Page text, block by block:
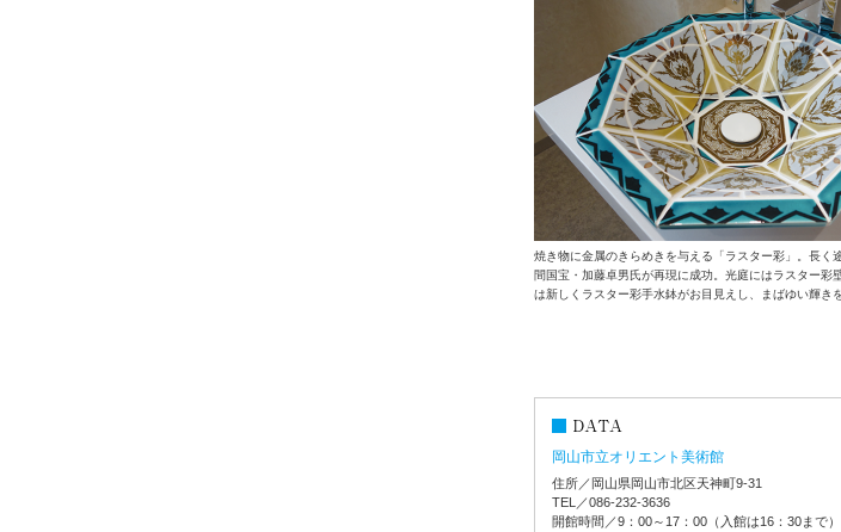
焼き物に金属のきらめきを与える「ラスター彩」。長く
間国宝・加藤卓男氏が再現に成功。光庭にはラスター彩
は新しくラスター彩手水鉢がお目見えし、まばゆい輝き
岡山市立オリエント美術館
住所／岡山県岡山市北区天神町9-31
TEL／086-232-3636
開館時間／9：00～17：00（入館は16：30まで）